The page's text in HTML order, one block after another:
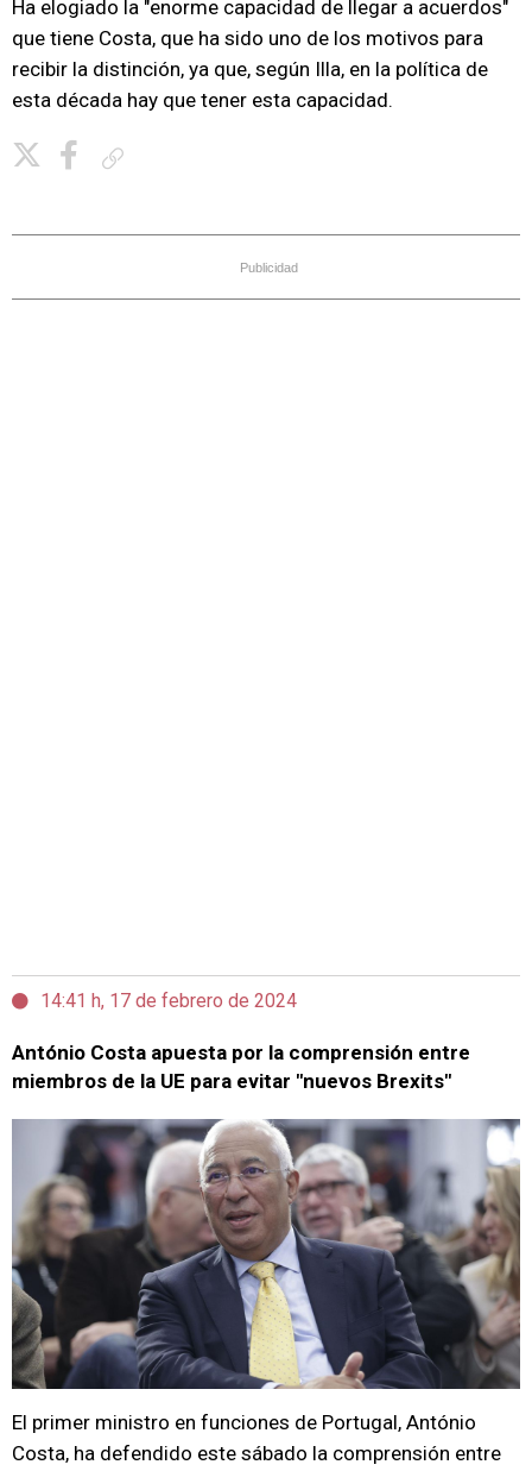
Ha elogiado la "enorme capacidad de llegar a acuerdos"
que tiene Costa, que ha sido uno de los motivos para
recibir la distinción, ya que, según Illa, en la política de
esta década hay que tener esta capacidad.
Publicidad
14:41 h, 17 de febrero de 2024
António Costa apuesta por la comprensión entre
miembros de la UE para evitar "nuevos Brexits"
El primer ministro en funciones de Portugal, António
Costa, ha defendido este sábado la comprensión entre